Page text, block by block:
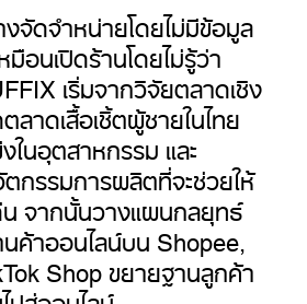
จัดจำหน่ายโดยไม่มีข้อมูล
อนเปิดร้านโดยไม่รู้ว่า
เริ่มจากวิจัยตลาดเชิง
าดเสื้อเชิ้ตผู้ชายในไทย
ในอุตสาหกรรม และ
ตกรรมการผลิตที่จะช่วยให้
จากนั้นวางแผนกลยุทธ์
ค้าออนไลน์บน Shopee,
Shop ขยายฐานลูกค้า